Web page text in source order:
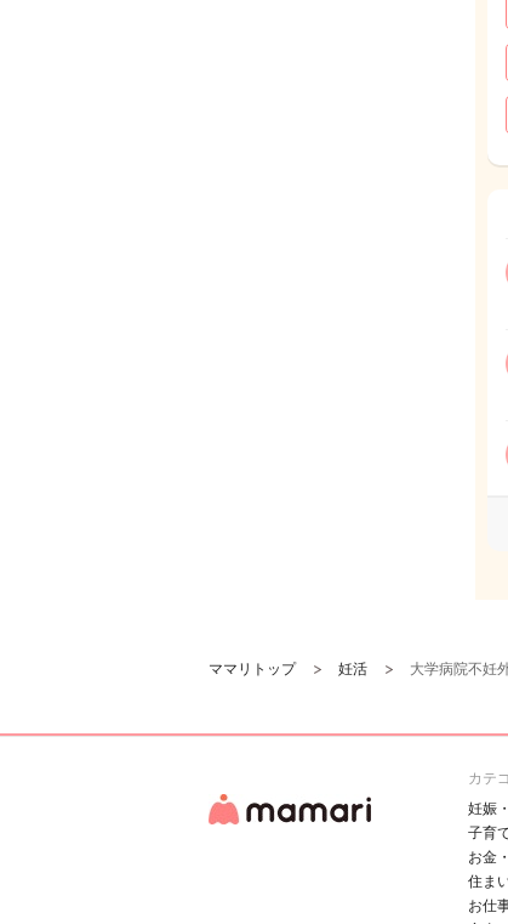
ママリトップ 妊活 大学病院不妊
カテ
妊娠
子育
お金
住ま
お仕